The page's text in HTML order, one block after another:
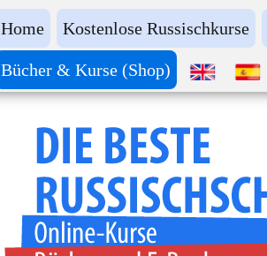
Home Kostenlose Russischkurse
Bücher & Kurse (Shop)